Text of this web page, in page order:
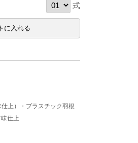
式
上）・プラスチック羽根
仕上